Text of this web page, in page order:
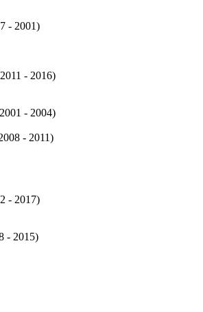
- 2001)
- 2016)
- 2004)
- 2011)
- 2017)
- 2015)